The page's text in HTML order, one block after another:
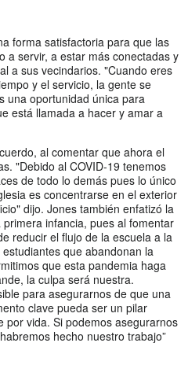
forma satisfactoria para que las
a servir, a estar más conectadas y
a sus vecindarios. "Cuando eres
y el servicio, la gente se
una oportunidad única para
está llamada a hacer y amar a
al comentar que ahora el
"Debido al COVID-19 tenemos
de todo lo demás pues lo único
es concentrarse en el exterior
dijo. Jones también enfatizó la
infancia, pues al fomentar
reducir el flujo de la escuela a la
que abandonan la
que esta pandemia haga
la culpa será nuestra.
para asegurarnos de que una
clave pueda ser un pilar
por vida. Si podemos asegurarnos
hecho nuestro trabajo”